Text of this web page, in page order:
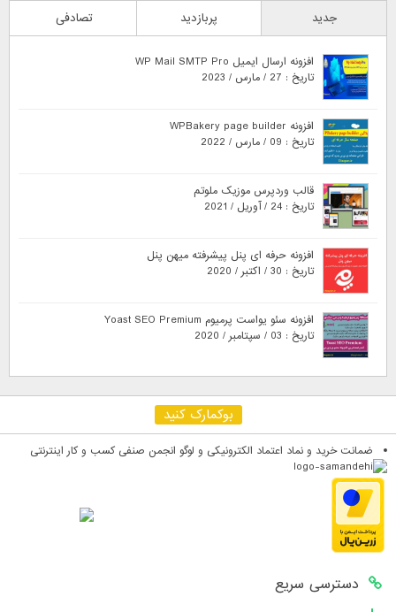
جدید پربازدید تصادفی
افزونه ارسال ایمیل WP Mail SMTP Pro
تاریخ : 27 / مارس / 2023
افزونه WPBakery page builder
تاریخ : 09 / مارس / 2022
قالب وردپرس موزیک ملوتم
تاریخ : 24 / آوریل / 2021
افزونه حرفه ای پنل پیشرفته میهن پنل
تاریخ : 30 / اکتبر / 2020
افزونه سئو یواست پرمیوم Yoast SEO Premium
تاریخ : 03 / سپتامبر / 2020
بوکمارک کنید
ضمانت خرید و نماد اعتماد الکترونیکی و لوگو انجمن صنفی کسب و کار اینترنتی
دسترسی سریع